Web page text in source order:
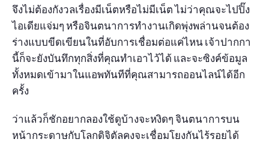
จึงไม่ต้องกังวลเรื่องมีเน็ตหรือไม่มีเน็ต ไม่ว่าคุณจะไปปิ๊ง
ไอเดียแจ่มๆ หรือจินตนาการทำงานเกิดพุ่งพล่านจนต้อง
ร่างแบบขีดเขียนในที่อับการเชื่อมต่อแค่ไหน เจ้าปากกา
นี้ก็จะยังบันทึกทุกสิ่งที่คุณทำเอาไว้ได้ และจะซิงค์ข้อมูล
ทั้งหมดเข้ามาในแอพทันทีที่คุณสามารถออนไลน์ได้อีก
ครั้ง
ว่าแล้วก็ชักอยากลองใช้ดูบ้างจะหงิดๆ จินตนาการบน
หน้ากระดาษกับโลกดิจิตัลคงจะเชื่อมโยงกันไร้รอยได้